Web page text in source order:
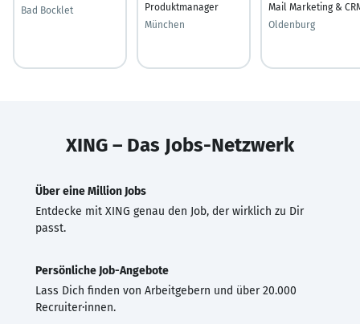
Bad Bocklet
Produktmanager
München
Mail Marketing &
Oldenburg
XING – Das Jobs-Netzwerk
Über eine Million Jobs
Entdecke mit XING genau den Job, der wirklich zu Dir
passt.
Persönliche Job-Angebote
Lass Dich finden von Arbeitgebern und über 20.000
Recruiter·innen.